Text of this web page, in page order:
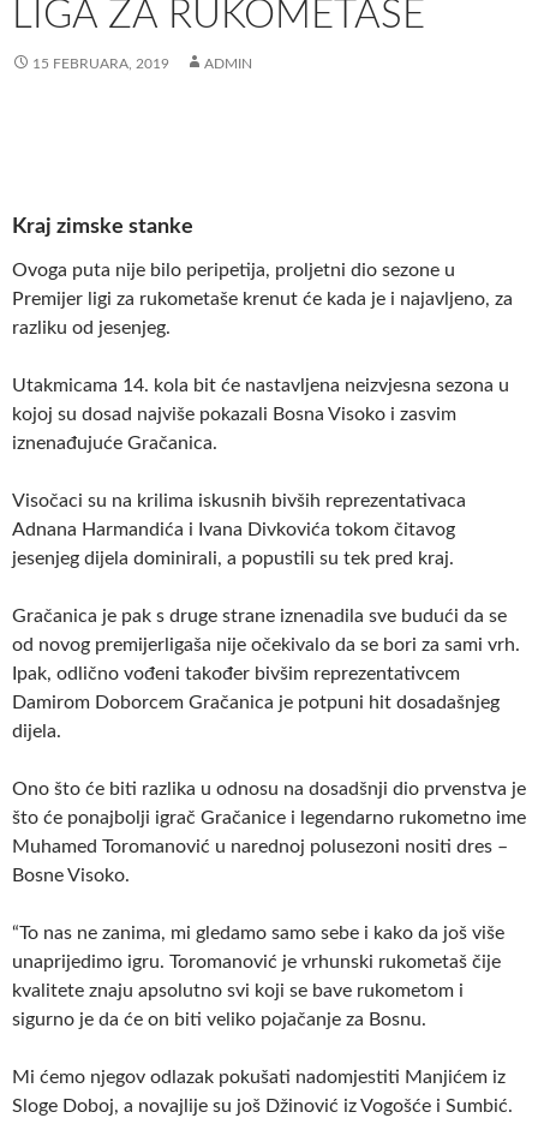
LIGA ZA RUKOMETAŠE
15 FEBRUARA, 2019 ADMIN
Kraj zimske stanke
Ovoga puta nije bilo peripetija, proljetni dio sezone u
Premijer ligi za rukometaše krenut će kada je i najavljeno, za
razliku od jesenjeg.
Utakmicama 14. kola bit će nastavljena neizvjesna sezona u
kojoj su dosad najviše pokazali Bosna Visoko i zasvim
iznenađujuće Gračanica.
Visočaci su na krilima iskusnih bivših reprezentativaca
Adnana Harmandića i Ivana Divkovića tokom čitavog
jesenjeg dijela dominirali, a popustili su tek pred kraj.
Gračanica je pak s druge strane iznenadila sve budući da se
od novog premijerligaša nije očekivalo da se bori za sami vrh.
Ipak, odlično vođeni također bivšim reprezentativcem
Damirom Doborcem Gračanica je potpuni hit dosadašnjeg
dijela.
Ono što će biti razlika u odnosu na dosadšnji dio prvenstva je
što će ponajbolji igrač Gračanice i legendarno rukometno ime
Muhamed Toromanović u narednoj polusezoni nositi dres –
Bosne Visoko.
“To nas ne zanima, mi gledamo samo sebe i kako da još više
unaprijedimo igru. Toromanović je vrhunski rukometaš čije
kvalitete znaju apsolutno svi koji se bave rukometom i
sigurno je da će on biti veliko pojačanje za Bosnu.
Mi ćemo njegov odlazak pokušati nadomjestiti Manjićem iz
Sloge Doboj, a novajlije su još Džinović iz Vogošće i Sumbić.